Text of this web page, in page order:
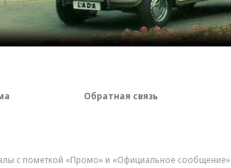
Обратная связь
с пометкой «Промо» и «Официальное сообщение»